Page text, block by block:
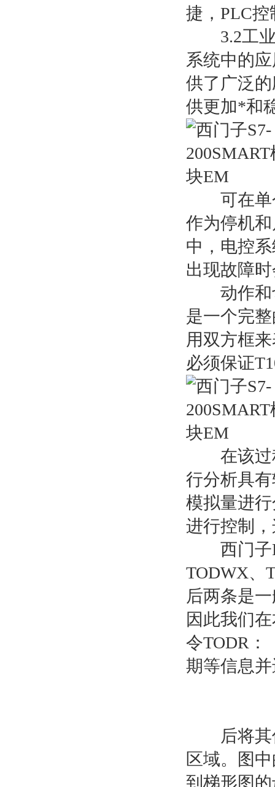
捷，PLC
3.2工业
系统中的
供了广泛
供更加*和
可在单个
作为停机
中，电控
出现故障
动作和切
是一个完
用双方框
必须保证
在该过程
行分析具
模拟量进
进行控制
西门子
TODWX、
后两条是
因此我们
令TODR：
期等信息
后将其传
区域。图
到梯形图